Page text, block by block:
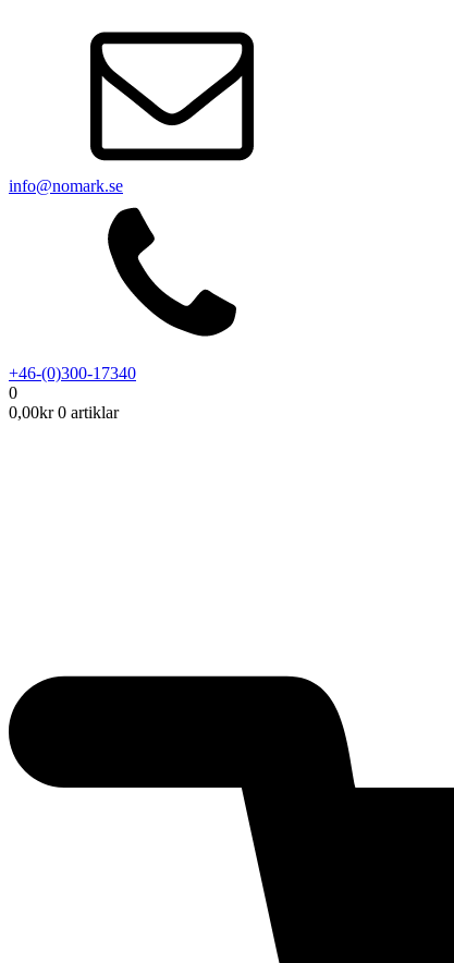
info@nomark.se
+46-(0)300-17340
0
0,00kr 0 artiklar